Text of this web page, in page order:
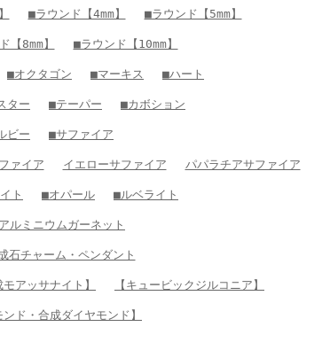
■ラウンド【4mm】 ■ラウンド【5mm】
【8mm】 ■ラウンド【10mm】
■オクタゴン ■マーキス ■ハート
ター ■テーパー ■カボション
ビー ■サファイア
ァイア イエローサファイア パパラチアサファイア
ト ■オパール ■ルベライト
ルミニウムガーネット
石チャーム・ペンダント
アッサナイト】 【キュービックジルコニア】
ド・合成ダイヤモンド】